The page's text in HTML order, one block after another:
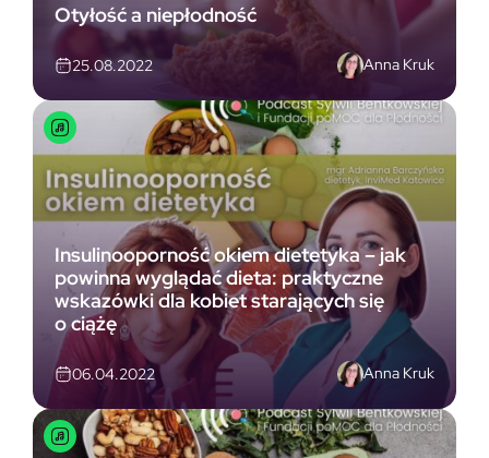
Otyłość a niepłodność
25.08.2022 Anna Kruk
Insulinooporność okiem dietetyka – jak
powinna wyglądać dieta: praktyczne
wskazówki dla kobiet starających się
o ciążę
06.04.2022 Anna Kruk